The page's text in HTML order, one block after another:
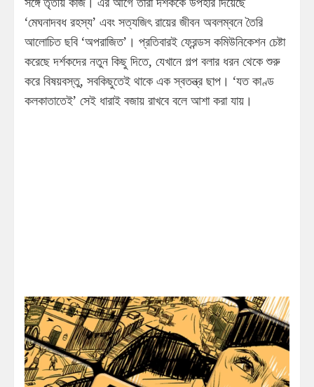
‘মেঘনাদবধ রহস্য’ এবং সত্যজিৎ রায়ের জীবন অবলম্বনে তৈরি
আলোচিত ছবি ‘অপরাজিত’। প্রতিবারই ফ্রেন্ডস কমিউনিকেশন চেষ্টা
করেছে দর্শকদের নতুন কিছু দিতে, যেখানে গল্প বলার ধরন থেকে শুরু
করে বিষয়বস্তু, সবকিছুতেই থাকে এক স্বতন্ত্র ছাপ। ‘যত কাণ্ড
কলকাতাতেই’ সেই ধারাই বজায় রাখবে বলে আশা করা যায়।